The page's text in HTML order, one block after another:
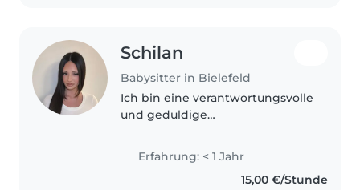
Schilan
Babysitter in Bielefeld
Ich bin eine verantwortungsvolle
und geduldige
Vorschulkinder und Teenager.
Ich liebe es, zu malen,
Erfahrung: < 1 Jahr
15,00 €/Stunde